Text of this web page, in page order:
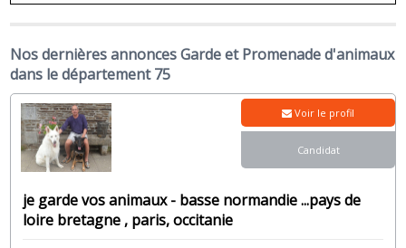
Nos dernières annonces Garde et Promenade d'animaux
dans le département 75
je garde vos animaux - basse normandie ...pays de
loire bretagne , paris, occitanie
Voir le profil
Candidat